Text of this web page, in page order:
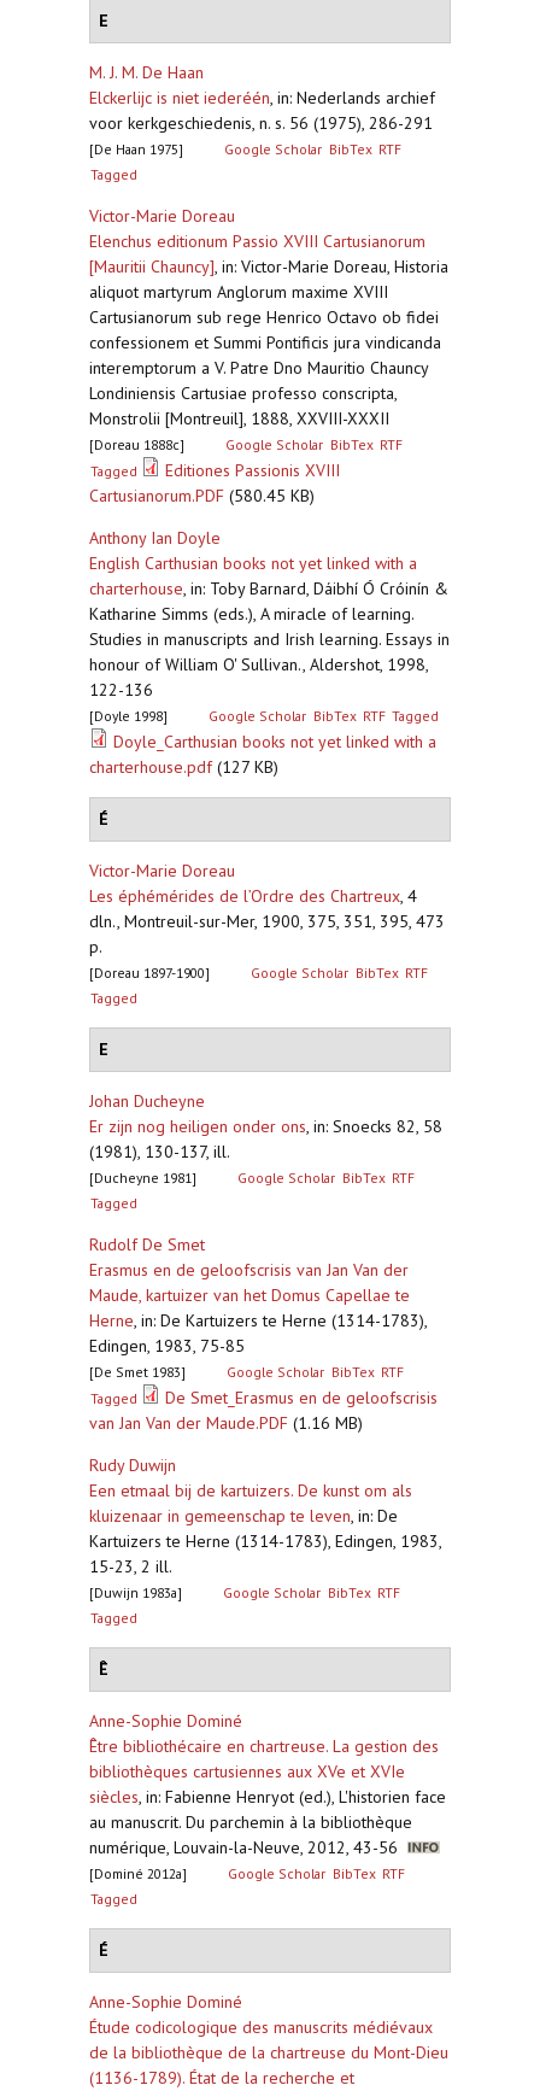
E
M. J. M. De Haan
Elckerlijc is niet iederéén, in: Nederlands archief
voor kerkgeschiedenis, n. s. 56 (1975), 286-291
[De Haan 1975] Google Scholar BibTex RTF
Tagged
Victor-Marie Doreau
Elenchus editionum Passio XVIII Cartusianorum
[Mauritii Chauncy], in: Victor-Marie Doreau, Historia
aliquot martyrum Anglorum maxime XVIII
Cartusianorum sub rege Henrico Octavo ob fidei
confessionem et Summi Pontificis jura vindicanda
interemptorum a V. Patre Dno Mauritio Chauncy
Londiniensis Cartusiae professo conscripta,
Monstrolii [Montreuil], 1888, XXVIII-XXXII
[Doreau 1888c] Google Scholar BibTex RTF
Tagged
Editiones Passionis XVIII
Cartusianorum.PDF (580.45 KB)
Anthony Ian Doyle
English Carthusian books not yet linked with a
charterhouse, in: Toby Barnard, Dáibhí Ó Cróinín &
Katharine Simms (eds.), A miracle of learning.
Studies in manuscripts and Irish learning. Essays in
honour of William O' Sullivan., Aldershot, 1998,
122-136
[Doyle 1998] Google Scholar BibTex RTF Tagged
Doyle_Carthusian books not yet linked with a
charterhouse.pdf(127 KB)
É
Victor-Marie Doreau
Les éphémérides de l’Ordre des Chartreux, 4
dln., Montreuil-sur-Mer, 1900, 375, 351, 395, 473
p.
[Doreau 1897-1900] Google Scholar BibTex RTF
Tagged
E
Johan Ducheyne
Er zijn nog heiligen onder ons, in: Snoecks 82, 58
(1981), 130-137, ill.
[Ducheyne 1981] Google Scholar BibTex RTF
Tagged
Rudolf De Smet
Erasmus en de geloofscrisis van Jan Van der
Maude, kartuizer van het Domus Capellae te
Herne, in: De Kartuizers te Herne (1314-1783),
Edingen, 1983, 75-85
[De Smet 1983] Google Scholar BibTex RTF
Tagged
De Smet_Erasmus en de geloofscrisis
van Jan Van der Maude.PDF (1.16 MB)
Rudy Duwijn
Een etmaal bij de kartuizers. De kunst om als
kluizenaar in gemeenschap te leven, in: De
Kartuizers te Herne (1314-1783), Edingen, 1983,
15-23, 2 ill.
[Duwijn 1983a] Google Scholar BibTex RTF
Tagged
Ê
Anne-Sophie Dominé
Être bibliothécaire en chartreuse. La gestion des
bibliothèques cartusiennes aux XVe et XVIe
siècles, in: Fabienne Henryot (ed.), L'historien face
au manuscrit. Du parchemin à la bibliothèque
numérique, Louvain-la-Neuve, 2012, 43-56
[Dominé 2012a] Google Scholar BibTex RTF
Tagged
É
Anne-Sophie Dominé
Étude codicologique des manuscrits médiévaux
de la bibliothèque de la chartreuse du Mont-Dieu
(1136-1789). État de la recherche et